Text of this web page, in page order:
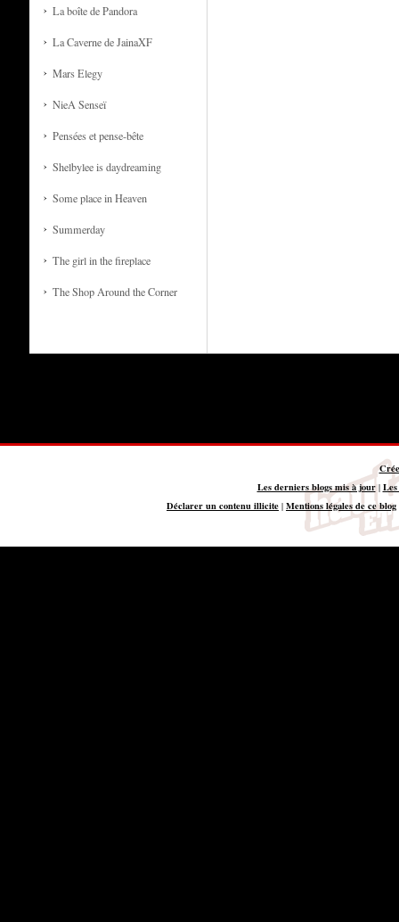
La boîte de Pandora
La Caverne de JainaXF
Mars Elegy
NieA Senseï
Pensées et pense-bête
Shelbylee is daydreaming
Some place in Heaven
Summerday
The girl in the fireplace
The Shop Around the Corner
Les derniers blogs mis à jour|
Déclarer un contenu illicite | Mentions légales de ce blog